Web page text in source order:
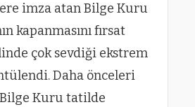
imza atan Bilge Kuru
kapanmasını fırsat
çok sevdiği ekstrem
Daha önceleri
Kuru tatilde